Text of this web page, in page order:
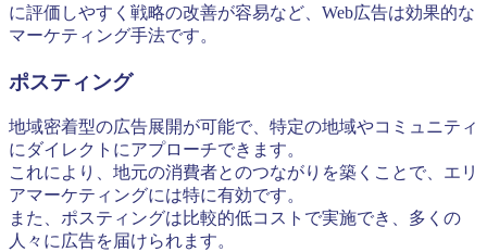
に評価しやすく戦略の改善が容易など、Web広告は効果的な
マーケティング手法です。
ポスティング
地域密着型の広告展開が可能で、特定の地域やコミュニティ
にダイレクトにアプローチできます。
これにより、地元の消費者とのつながりを築くことで、エリ
アマーケティングには特に有効です。
また、ポスティングは比較的低コストで実施でき、多くの
人々に広告を届けられます。